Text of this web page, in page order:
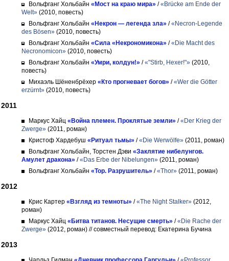
Вольфганг Хольбайн «Мост на краю мира» /«Brücke am Ende der
Welt» (2010, повесть)
Вольфганг Хольбайн «Некрон — легенда зла» /«Necron-Legende
des Bösen» (2010, повесть)
Вольфганг Хольбайн «Сила «Некрономикона» /«Die Macht des
Necronomicon» (2010, повесть)
Вольфганг Хольбайн «Умри, колдун!» /«"Stirb, Hexer!"» (2010,
повесть)
Михаэль Шёненбрёхер «Кто прогневает богов» /«Wer die Götter
erzürnt» (2010, повесть)
2011
Маркус Хайц «Война племен. Проклятые земли» /«Der Krieg der
Zwerge» (2011, роман)
Кристоф Хардебуш «Ритуал тьмы» /«Die Werwölfe» (2011, роман)
Вольфганг Хольбайн, Торстен Дэви «Заклятие нибелунгов.
Амулет дракона» /«Das Erbe der Nibelungen» (2011, роман)
Вольфганг Хольбайн «Тор. Разрушитель» /«Thor» (2011, роман)
2012
Крис Картер «Взгляд из темноты» /«The Night Stalker» (2012,
роман)
Маркус Хайц «Битва титанов. Несущие смерть» /«Die Rache der
Zwerge» (2012, роман) // совместный перевод: Екатерина Бучина
2013